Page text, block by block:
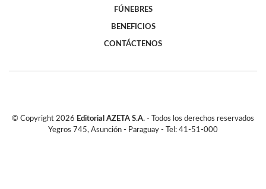
FÚNEBRES
BENEFICIOS
CONTÁCTENOS
© Copyright 2026 Editorial AZETA S.A. - Todos los derechos reservados
Yegros 745, Asunción - Paraguay - Tel: 41-51-000